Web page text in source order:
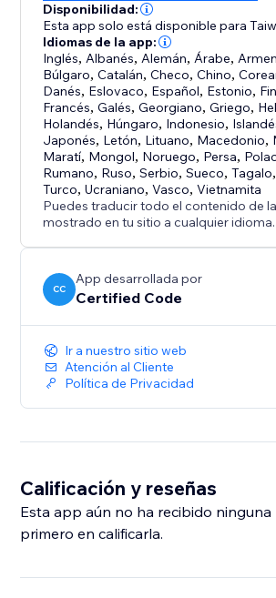
Disponibilidad:
Esta app solo está disponible para
Idiomas de la app:
Inglés, Albanés, Alemán, Árabe,
Búlgaro,Catalán,Checo,Chino,
Danés, Eslovaco, Español, Estonio,
Francés,Galés,Georgiano,Griego,
Holandés, Húngaro, Indonesio,
Japonés, Letón, Lituano, Macedonio,
Maratí, Mongol, Noruego, Persa,
Rumano, Ruso,Serbio,Sueco,Tagalo
Turco,Ucraniano,Vasco,Vietnamita
Puedes traducir todo el contenido de
mostrado en tu sitio a cualquier idioma.
CC
App desarrollada por
Certified Code
Ir a nuestro sitio web
Atención al Cliente
Política de Privacidad
Calificación y reseñas
Esta app aún no ha recibido ninguna
primero en calificarla.